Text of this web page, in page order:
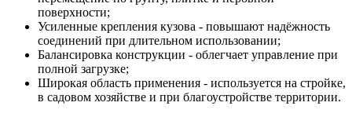
поверхности;
Усиленные крепления кузова - повышают надёжность
соединений при длительном использовании;
Балансировка конструкции - облегчает управление при
полной загрузке;
Широкая область применения - используется на стройке,
в садовом хозяйстве и при благоустройстве территории.